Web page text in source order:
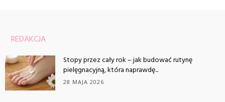
REDAKCJA
Stopy przez cały rok – jak budować rutynę
pielęgnacyjną, która naprawdę...
28 MAJA 2026